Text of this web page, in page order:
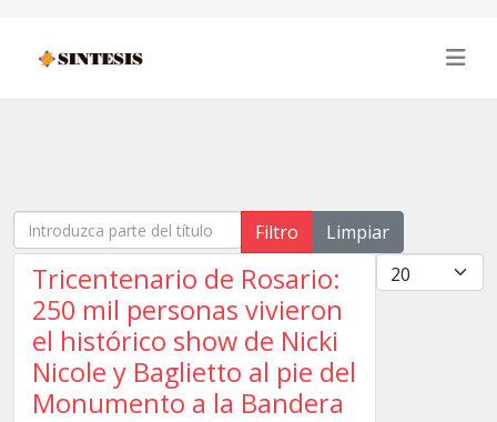
Introduzca parte del título Filtro
Limpiar
Cantidad
Tricentenario de Rosario:
250 mil personas vivieron
el histórico show de Nicki
Nicole y Baglietto al pie del
Monumento a la Bandera